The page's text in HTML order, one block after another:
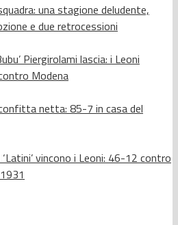
una stagione deludente,
e due retrocessioni
Piergirolami lascia: i Leoni
Modena
netta: 85-7 in casa del
vincono i Leoni: 46-12 contro